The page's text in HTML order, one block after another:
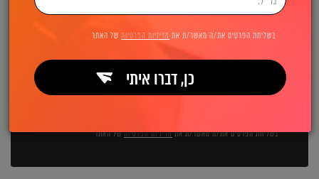
בשליחת הפרטים את/ה מאשר/ת אתמדיניות הפרטיותשל האתר
בשליחת הפרטים את/ה מאשר/ת את מדיניות הפרטיותשל האתר
כן, דברו איתי